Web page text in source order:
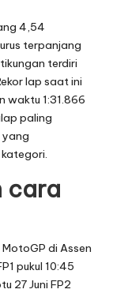
4,54
terpanjang
terdiri
lap saat ini
waktu 1:31.866
paling
yang
cara
di Assen
pukul 10:45
27 Juni FP2